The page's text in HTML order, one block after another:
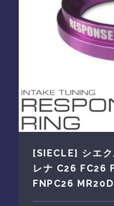
[SIECLE] シエ
レナ C26 FC26
FNPC26